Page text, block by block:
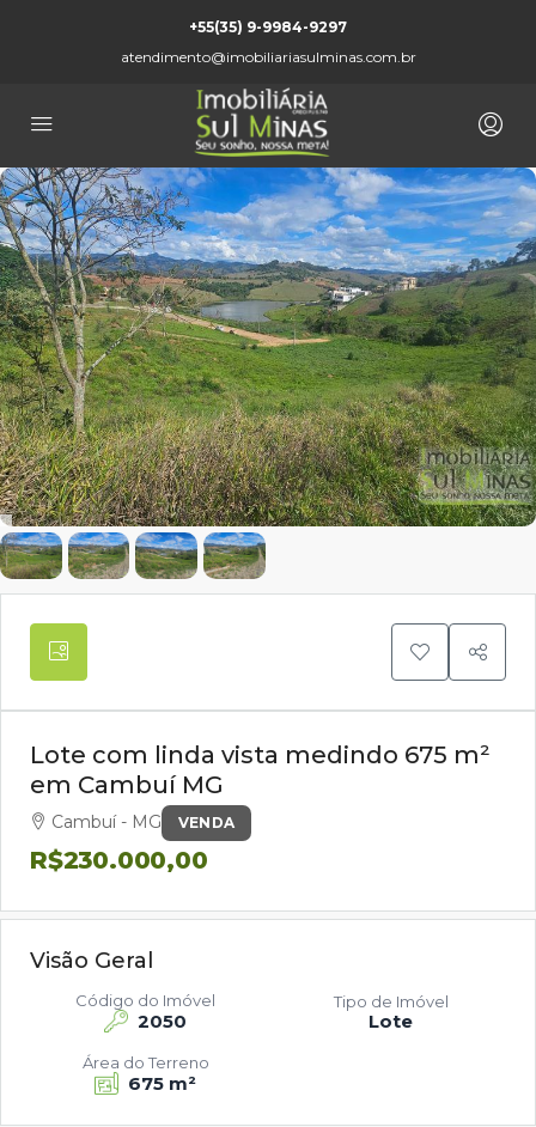
+55(35) 9-9984-9297
atendimento@imobiliariasulminas.com.br
VENDA
Lote com linda vista medindo 675 m²
em Cambuí MG
Cambuí - MG
R$230.000,00
Visão Geral
2050
Código do Imóvel
Lote
Tipo de Imóvel
675 m²
Área do Terreno